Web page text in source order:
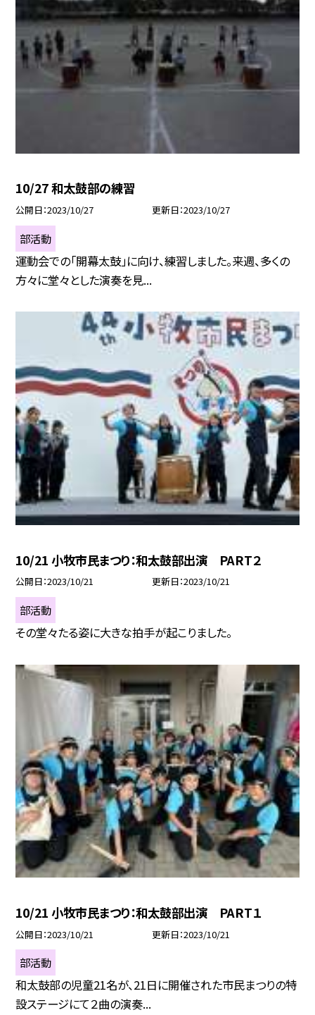
10/27 和太鼓部の練習
公開日 2023/10/27 更新日 2023/10/27
部活動
運動会での「開幕太鼓」に向け、練習しました。来週、多くの
方々に堂々とした演奏を見...
10/21 小牧市民まつり：和太鼓部出演 PART２
公開日 2023/10/21 更新日 2023/10/21
部活動
その堂々たる姿に大きな拍手が起こりました。
10/21 小牧市民まつり：和太鼓部出演 PART１
公開日 2023/10/21 更新日 2023/10/21
部活動
和太鼓部の児童21名が、21日に開催された市民まつりの特
設ステージにて２曲の演奏...